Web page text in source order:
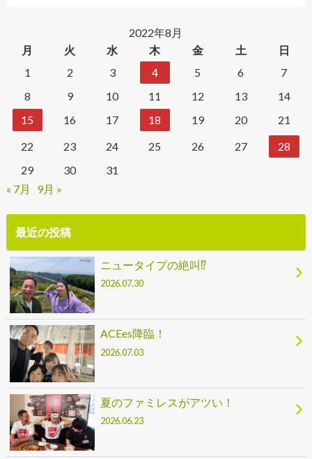
2022年8月
月
火 水 木 金 土
日
1
2 3 4 5 6
7
8
9 10 11 12 13
14
15
16 17 18 19 20
21
22
23 24 25 26 27
28
29
30
31
« 7月
9月 »
最近の投稿
ニュータイプの絶叫⁉
2026.07.30
ACEes降臨！
2026.07.03
夏のファミレスがアツい！
2026.06.23